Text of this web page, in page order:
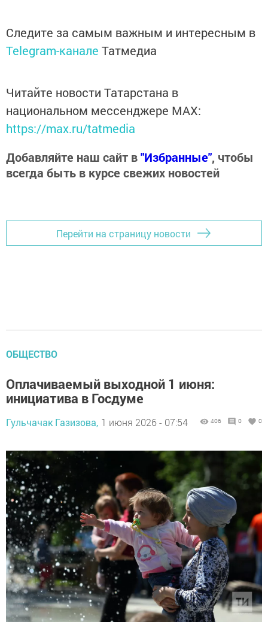
Следите за самым важным и интересным в
Telegram-канале Татмедиа
Читайте новости Татарстана в
национальном мессенджере MАХ:
https://max.ru/tatmedia
Добавляйте наш сайт в"Избранные", чтобы
всегда быть в курсе свежих новостей
Перейти на страницу новости
ОБЩЕСТВО
Оплачиваемый выходной 1 июня:
инициатива в Госдуме
Гульчачак Газизова, 1 июня 2026 - 07:54 406 0 0